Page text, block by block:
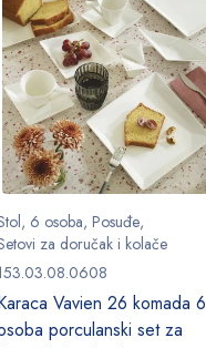
, 6 osoba, Posuđe,
za doručak i kolače
Vavien 26 komada 6
porculanski set za